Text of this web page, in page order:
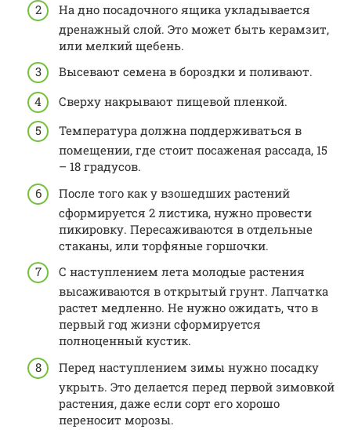
На дно посадочного ящика укладывается
дренажный слой. Это может быть керамзит,
или мелкий щебень.
Высевают семена в бороздки и поливают.
Сверху накрывают пищевой пленкой.
Температура должна поддерживаться в
помещении, где стоит посаженая рассада, 15
– 18 градусов.
После того как у взошедших растений
сформируется 2 листика, нужно провести
пикировку. Пересаживаются в отдельные
стаканы, или торфяные горшочки.
С наступлением лета молодые растения
высаживаются в открытый грунт. Лапчатка
растет медленно. Не нужно ожидать, что в
первый год жизни сформируется
полноценный кустик.
Перед наступлением зимы нужно посадку
укрыть. Это делается перед первой зимовкой
растения, даже если сорт его хорошо
переносит морозы.